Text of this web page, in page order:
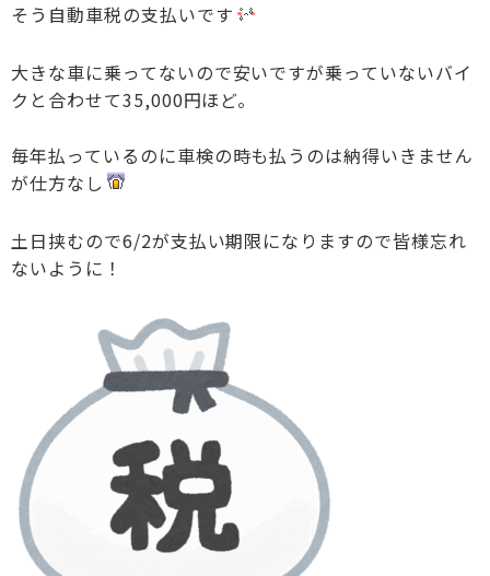
そう自動車税の支払いです
大きな車に乗ってないので安いですが乗っていないバイ
クと合わせて35,000円ほど。
毎年払っているのに車検の時も払うのは納得いきません
が仕方なし
土日挟むので6/2が支払い期限になりますので皆様忘れ
ないように！